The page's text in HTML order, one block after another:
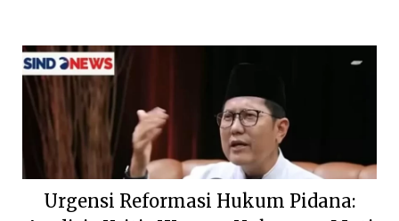
Urgensi Reformasi Hukum Pidana: